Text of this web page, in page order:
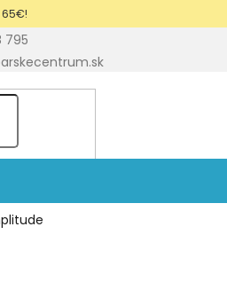
795